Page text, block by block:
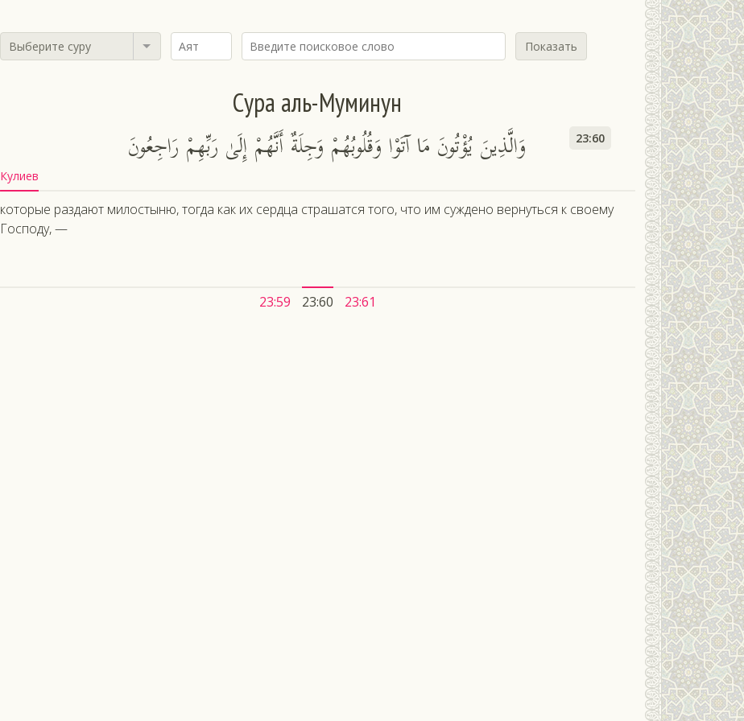
Выберите суру Показать
Сура аль-Муминун
وَالَّذِينَ يُؤْتُونَ مَا آتَوْا وَقُلُوبُهُمْ وَجِلَةٌ أَنَّهُمْ إِلَىٰ رَبِّهِمْ رَاجِعُونَ 23:60
Кулиев
которые раздают милостыню, тогда как их сердца страшатся того, что им суждено вернуться к своему
Господу, —
23:59 23:60 23:61